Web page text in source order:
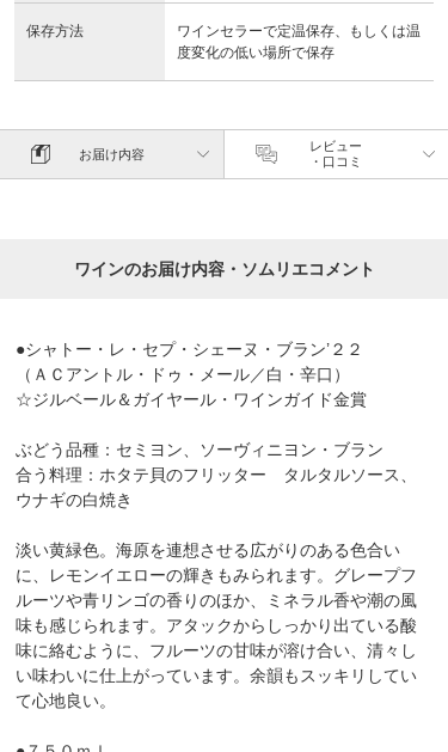
保存方法
ワインセラーで定温保存、もしくは温
度変化の低い場所で保存
お届け内容
レビュー
・口コミ
ワインのお届け内容・ソムリエコメント
●シャトー・レ・セプ・シェーヌ・ブラン’２２
（ＡＣアントル・ドゥ・メール／白・辛口）
☆ジルベール＆ガイヤール・ワインガイド金賞
ぶどう品種：セミヨン、ソーヴィニヨン・ブラン
合う料理：ホタテ貝のフリッター タルタルソース、
ウナギの白焼き
淡い黄緑色。海原を連想させる広がりのある色合い
に、レモンイエローの輝きもみられます。グレープフ
ルーツや青リンゴの香りのほか、ミネラル香や潮の風
味も感じられます。アタックからしっかり出ている酸
味に絡むように、フルーツの甘味が溶け合い、清々し
い味わいに仕上がっています。余韻もスッキリしてい
て心地良い。